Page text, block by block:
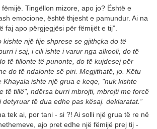
Tingëllon mizore, apo jo? Është e
emocione, është thjesht e pamundur. Ai na
faj apo përgjegjësi për fëmijët e tij”.
kishte një fije shprese se gjithçka do të
i saj, i cili ishte i varur nga alkooli, do të
të fillonte të punonte, do të kujdesej për
do të ndalonte së piri. Megjithatë, jo. Këtu
Khayala ishte një grua e keqe, "nuk kishte
të tillë", ndërsa burri mbrojti, mbrojti me forcë
detyruar të dua edhe pas kësaj. deklaratat.”
tek ai, por tani - si ?! Ai solli një grua të re në
ajo pret edhe një fëmijë prej tij -